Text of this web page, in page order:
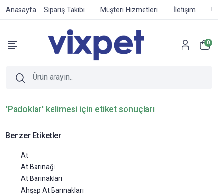
Anasayfa Sipariş Takibi Müşteri Hizmetleri İletişim
0
'Padoklar' kelimesi için etiket sonuçları
Benzer Etiketler
At
At Barınağı
At Barınakları
Ahşap At Barınakları